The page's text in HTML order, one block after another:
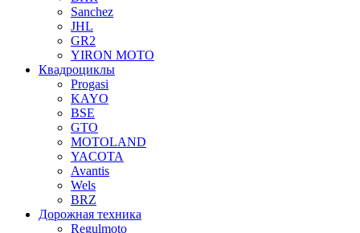
Sanchez
JHL
GR2
YIRON MOTO
Квадроциклы
Progasi
KAYO
BSE
GTO
MOTOLAND
YACOTA
Avantis
Wels
BRZ
Дорожная техника
Regulmoto